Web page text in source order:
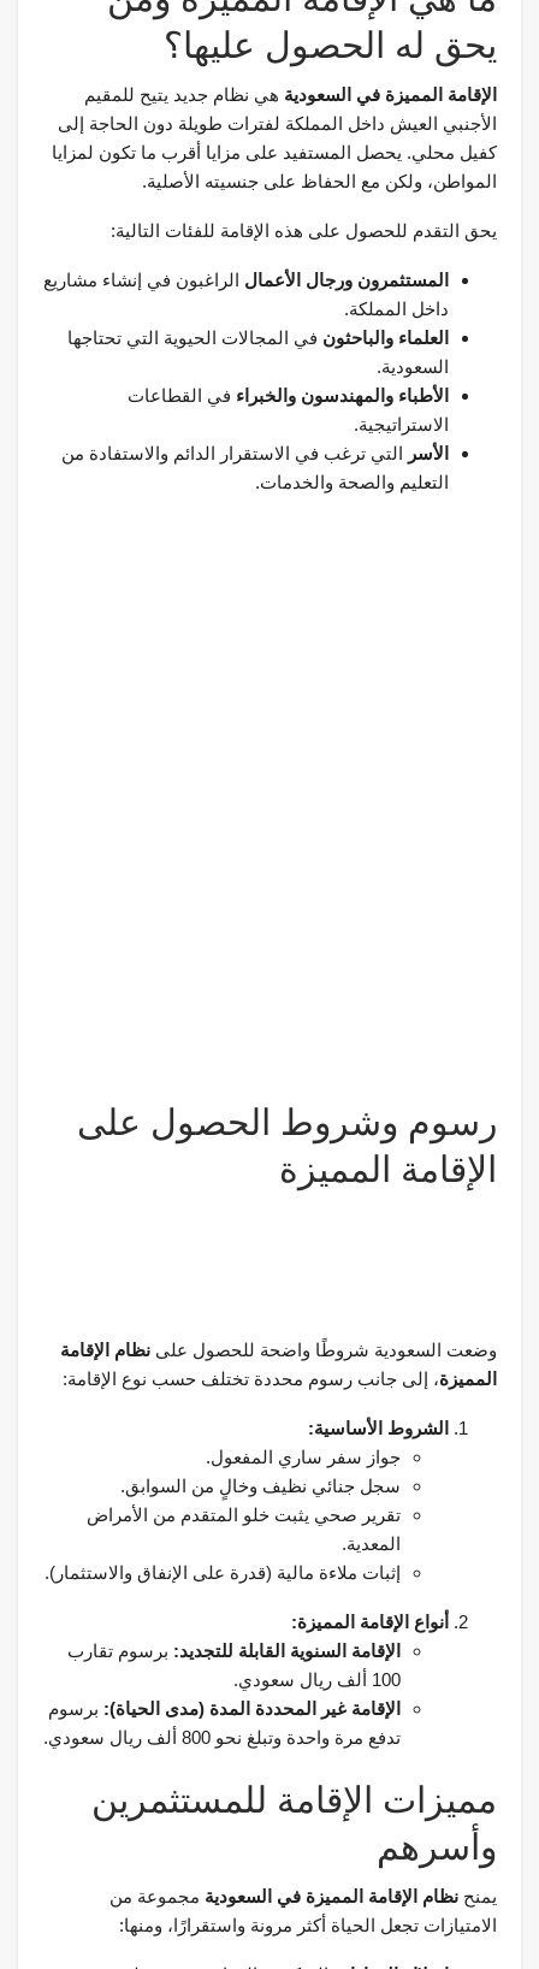
يحق له الحصول عليها؟
الإقامة المميزة في السعودية هي نظام جديد يتيح للمقيم
الأجنبي العيش داخل المملكة لفترات طويلة دون الحاجة إلى
كفيل محلي. يحصل المستفيد على مزايا أقرب ما تكون لمزايا
المواطن، ولكن مع الحفاظ على جنسيته الأصلية.
يحق التقدم للحصول على هذه الإقامة للفئات التالية:
المستثمرون ورجال الأعمال الراغبون في إنشاء مشاريع
داخل المملكة.
العلماء والباحثون في المجالات الحيوية التي تحتاجها
السعودية.
الأطباء والمهندسون والخبراء في القطاعات
الاستراتيجية.
الأسر التي ترغب في الاستقرار الدائم والاستفادة من
التعليم والصحة والخدمات.
رسوم وشروط الحصول على
الإقامة المميزة
وضعت السعودية شروطًا واضحة للحصول على نظام الإقامة
المميزة، إلى جانب رسوم محددة تختلف حسب نوع الإقامة:
الشروط الأساسية:
جواز سفر ساري المفعول.
سجل جنائي نظيف وخالٍ من السوابق.
تقرير صحي يثبت خلو المتقدم من الأمراض
المعدية.
إثبات ملاءة مالية (قدرة على الإنفاق والاستثمار).
أنواع الإقامة المميزة:
الإقامة السنوية القابلة للتجديد: برسوم تقارب
100 ألف ريال سعودي.
الإقامة غير المحددة المدة (مدى الحياة): برسوم
تدفع مرة واحدة وتبلغ نحو 800 ألف ريال سعودي.
مميزات الإقامة للمستثمرين
وأسرهم
يمنح نظام الإقامة المميزة في السعودية مجموعة من
الامتيازات تجعل الحياة أكثر مرونة واستقرارًا، ومنها: